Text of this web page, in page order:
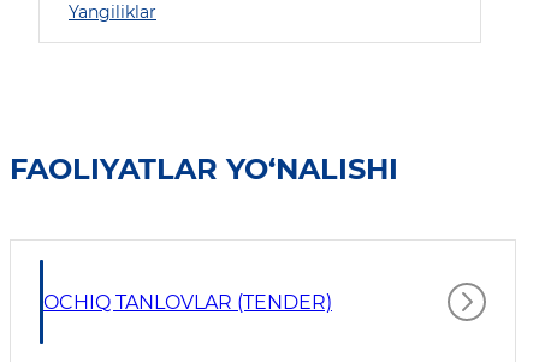
Yangiliklar
FAOLIYATLAR YO‘NALISHI
OCHIQ TANLOVLAR (TENDER)